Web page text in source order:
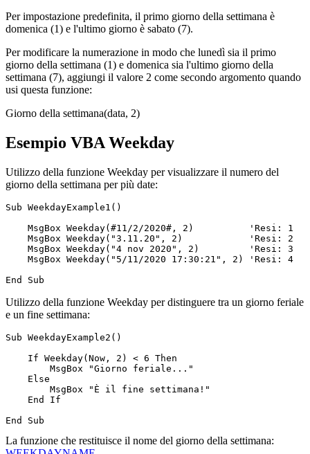
Per impostazione predefinita, il primo giorno della settimana è
domenica (1) e l'ultimo giorno è sabato (7).
Per modificare la numerazione in modo che lunedì sia il primo
giorno della settimana (1) e domenica sia l'ultimo giorno della
settimana (7), aggiungi il valore 2 come secondo argomento quando
usi questa funzione:
Giorno della settimana(data, 2)
Esempio VBA Weekday
Utilizzo della funzione Weekday per visualizzare il numero del
giorno della settimana per più date:
Sub WeekdayExample1()
    MsgBox Weekday(#11/2/2020#, 2)          'Resi: 1
    MsgBox Weekday("3.11.20", 2)            'Resi: 2
    MsgBox Weekday("4 nov 2020", 2)         'Resi: 3
    MsgBox Weekday("5/11/2020 17:30:21", 2) 'Resi: 4
Utilizzo della funzione Weekday per distinguere tra un giorno feriale
e un fine settimana:
Sub WeekdayExample2()
    If Weekday(Now, 2) < 6 Then
        MsgBox "Giorno feriale..."
    Else
        MsgBox "È il fine settimana!"
    End If
La funzione che restituisce il nome del giorno della settimana: